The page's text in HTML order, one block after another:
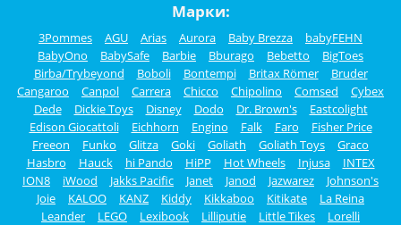
Марки:
3Pommes AGU Arias Aurora Baby Brezza
babyFEHN
BabyOno
BabySafe Barbie Bburago Bebetto
BigToes
Birba/Trybeyond
Boboli Bontempi Britax Römer
Bruder
Cangaroo
Canpol Carrera Chicco Chipolino Comsed
Cybex
Dede
Dickie Toys Disney Dodo Dr. Brown's
Eastcolight
Edison Giocattoli
Eichhorn Engino Falk Faro
Fisher Price
Freeon
Funko Glitza Goki Goliath Goliath Toys
Graco
Hasbro
Hauck hi Pando HiPP Hot Wheels Injusa
INTEX
ION8
iWood Jakks Pacific Janet Janod Jazwarez
Johnson's
Joie
KALOO KANZ Kiddy Kikkaboo Kitikate
La Reina
Leander
LEGO Lexibook Lilliputie Little Tikes
Lorelli